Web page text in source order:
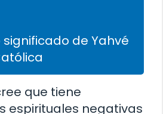
de Yahvé
que tiene
espirituales negativas